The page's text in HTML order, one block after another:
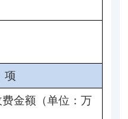
项
金额（单位：万